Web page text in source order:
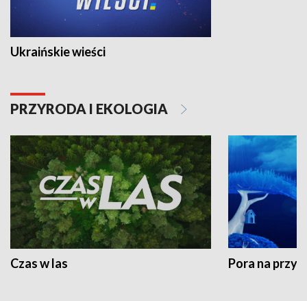
Ukraińskie wieści
PRZYRODA I EKOLOGIA
Czas w las Pora na